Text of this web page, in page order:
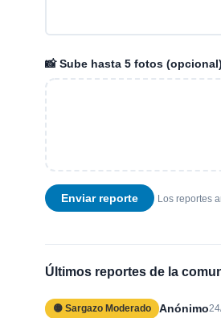
📸 Sube hasta 5 fotos (opcional)
Enviar reporte Los reportes
Últimos reportes de la
🟡 Sargazo Moderado Anónimo